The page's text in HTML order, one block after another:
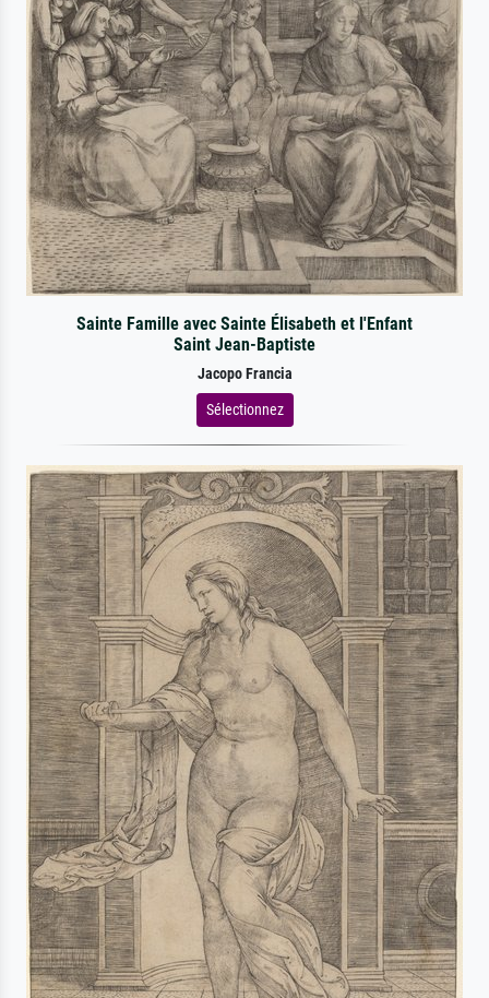
Sainte Famille avec Sainte Élisabeth et l'Enfant
Saint Jean-Baptiste
Jacopo Francia
Sélectionnez